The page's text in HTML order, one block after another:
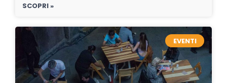
SCOPRI »
EVENTI